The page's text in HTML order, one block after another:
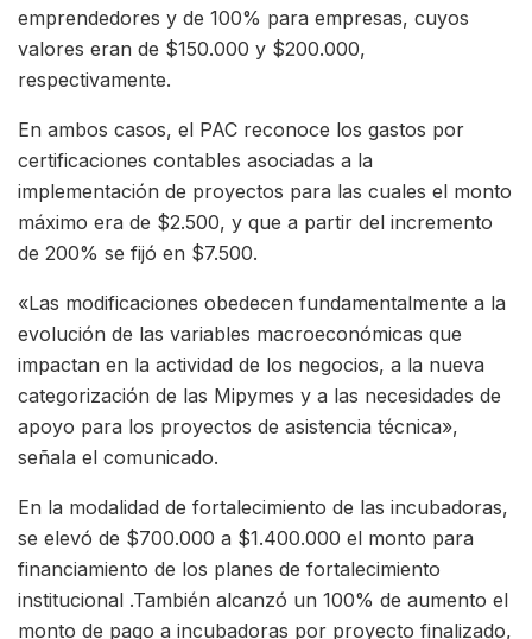
emprendedores y de 100% para empresas, cuyos
valores eran de $150.000 y $200.000,
respectivamente.
En ambos casos, el PAC reconoce los gastos por
certificaciones contables asociadas a la
implementación de proyectos para las cuales el monto
máximo era de $2.500, y que a partir del incremento
de 200% se fijó en $7.500.
«Las modificaciones obedecen fundamentalmente a la
evolución de las variables macroeconómicas que
impactan en la actividad de los negocios, a la nueva
categorización de las Mipymes y a las necesidades de
apoyo para los proyectos de asistencia técnica»,
señala el comunicado.
En la modalidad de fortalecimiento de las incubadoras,
se elevó de $700.000 a $1.400.000 el monto para
financiamiento de los planes de fortalecimiento
institucional .También alcanzó un 100% de aumento el
monto de pago a incubadoras por proyecto finalizado,